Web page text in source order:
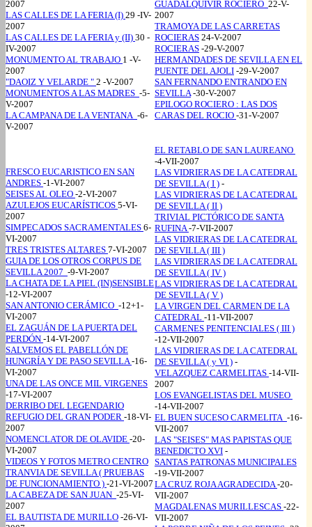
2007
LAS CALLES DE LA FERIA (I) 29 -IV-
2007
LAS CALLES DE LA FERIA y (II) 30 -
IV-2007
MONUMENTO AL TRABAJO 1 -V-
2007
"DAOIZ Y VELARDE " 2 -V-2007
MONUMENTOS A LAS MADRES -5-
V-2007
LA CAMPANA DE LA VENTANA -6-
V-2007
GUADALQUIVIR ROCIERO 22-V-
2007
TRAMOYA DE LAS CARRETAS
ROCIERAS 24-V-2007
ROCIERAS -29-V-2007
HERMANDADES DE SEVILLA EN EL
PUENTE DEL AJOLI -29-V-2007
SAN FERNANDO ENTRANDO EN
SEVILLA-30-V-2007
EPILOGO ROCIERO : LAS DOS
CARAS DEL ROCIO -31-V-2007
FRESCO EUCARISTICO EN SAN
ANDRES -1-VI-2007
SEISES AL OLEO -2-VI-2007
AZULEJOS EUCARÍSTICOS 5-VI-
2007
SIMPECADOS SACRAMENTALES 6-
VI-2007
TRES TRISTES ALTARES 7-VI-2007
GUIA DE LOS OTROS CORPUS DE
SEVILLA 2007 -9-VI-2007
LA CHATA DE LA PIEL (IN)SENSIBLE
-12-VI-2007
SAN ANTONIO CERÁMICO -12+1-
VI-2007
EL ZAGUÁN DE LA PUERTA DEL
PERDÓN -14-VI-2007
SALVEMOS EL PABELLÓN DE
HUNGRÍA Y DE PASO SEVILLA-16-
VI-2007
UNA DE LAS ONCE MIL VIRGENES
-17-VI-2007
DERRIBO DEL LEGENDARIO
REFUGIO DEL GRAN PODER -18-VI-
2007
NOMENCLATOR DE OLAVIDE -20-
VI-2007
VIDEOS Y FOTOS METRO CENTRO
TRANVIA DE SEVILLA ( PRUEBAS
DE FUNCIONAMIENTO ) -21-VI-2007
LA CABEZA DE SAN JUAN -25-VI-
2007
EL BAUTISTA DE MURILLO -26-VI-
EL RETABLO DE SAN LAUREANO
-4-VII-2007
LAS VIDRIERAS DE LA CATEDRAL
DE SEVILLA ( I ) -
LAS VIDRIERAS DE LA CATEDRAL
DE SEVILLA ( II )
TRIVIAL PICTÓRICO DE SANTA
RUFINA-7-VII-2007
LAS VIDRIERAS DE LA CATEDRAL
DE SEVILLA ( III )
LAS VIDRIERAS DE LA CATEDRAL
DE SEVILLA ( IV )
LAS VIDRIERAS DE LA CATEDRAL
DE SEVILLA ( V )
LA VIRGEN DEL CARMEN DE LA
CATEDRAL -11-VII-2007
CARMENES PENITENCIALES ( III )
-12-VII-2007
LAS VIDRIERAS DE LA CATEDRAL
DE SEVILLA ( y VI ) -
VELAZQUEZ CARMELITAS -14-VII-
2007
LOS EVANGELISTAS DEL MUSEO
-14-VII-2007
EL BUEN SUCESO CARMELITA -16-
VII-2007
LAS "SEISES" MAS PAPISTAS QUE
BENEDICTO XVI -
SANTAS PATRONAS MUNICIPALES
-19-VII-2007
LA CRUZ ROJA AGRADECIDA-20-
VII-2007
MAGDALENAS MURILLESCAS -22-
VII-2007